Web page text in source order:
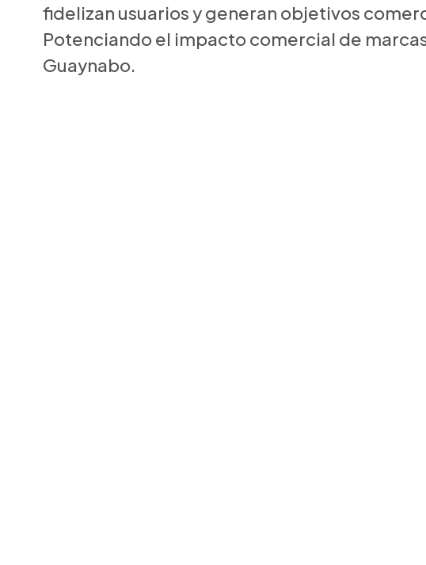
fidelizan usuarios y generan objetivos
Potenciando el impacto comercial de
Guaynabo.